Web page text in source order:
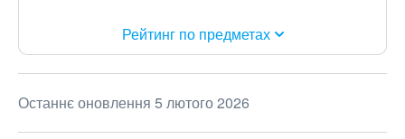
Рейтинг по предметах
Останнє оновлення 5 лютого 2026